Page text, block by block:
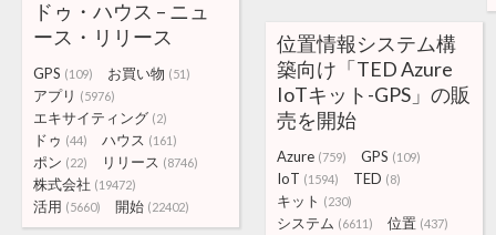
ドゥ・ハウス – ニュ
ース・リリース
GPS (109) お買い物 (51)
アプリ (5976)
エキサイティング (2)
ドゥ (44) ハウス (161)
ポン (22) リリース (8746)
株式会社 (19472)
活用 (5660) 開始 (22402)
位置情報システム構
築向け「TED Azure
IoTキット-GPS」の販
売を開始
Azure (759) GPS (109)
IoT (1594) TED (8)
キット (230)
システム (6611) 位置 (437)